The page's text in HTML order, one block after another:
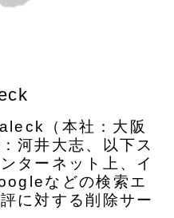
（本社：大阪
河井大志、以下ス
ターネット上、イ
などの検索エ
に対する削除サー